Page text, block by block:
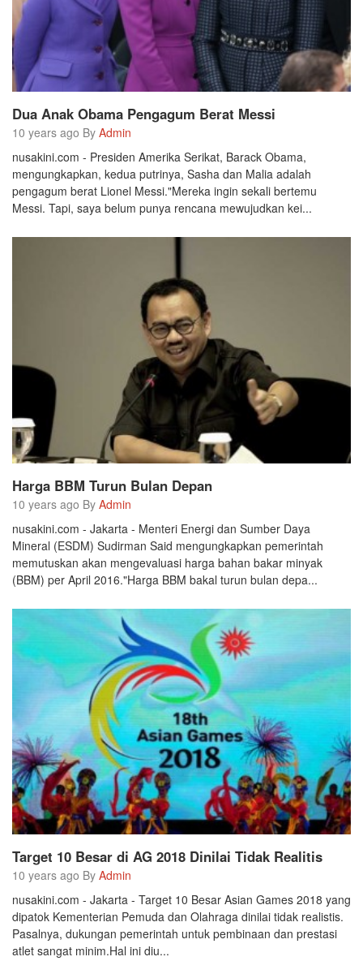
Dua Anak Obama Pengagum Berat Messi
10 years ago By Admin
nusakini.com - Presiden Amerika Serikat, Barack Obama,
mengungkapkan, kedua putrinya, Sasha dan Malia adalah
pengagum berat Lionel Messi."Mereka ingin sekali bertemu
Messi. Tapi, saya belum punya rencana mewujudkan kei...
Harga BBM Turun Bulan Depan
10 years ago By Admin
nusakini.com - Jakarta - Menteri Energi dan Sumber Daya
Mineral (ESDM) Sudirman Said mengungkapkan pemerintah
memutuskan akan mengevaluasi harga bahan bakar minyak
(BBM) per April 2016."Harga BBM bakal turun bulan depa...
Target 10 Besar di AG 2018 Dinilai Tidak Realitis
10 years ago By Admin
nusakini.com - Jakarta - Target 10 Besar Asian Games 2018 yang
dipatok Kementerian Pemuda dan Olahraga dinilai tidak realistis.
Pasalnya, dukungan pemerintah untuk pembinaan dan prestasi
atlet sangat minim.Hal ini diu...